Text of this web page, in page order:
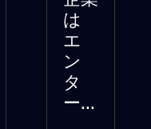
は
エ
ン
タ
ー...